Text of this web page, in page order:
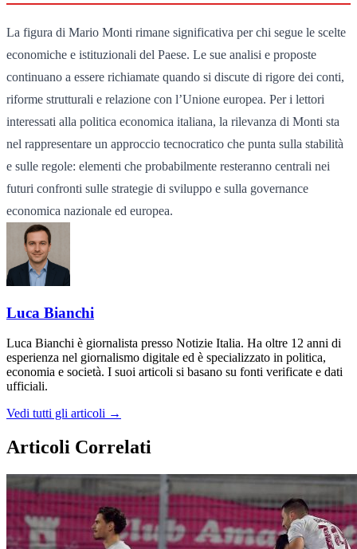
La figura di Mario Monti rimane significativa per chi segue le scelte
economiche e istituzionali del Paese. Le sue analisi e proposte
continuano a essere richiamate quando si discute di rigore dei conti,
riforme strutturali e relazione con l’Unione europea. Per i lettori
interessati alla politica economica italiana, la rilevanza di Monti sta
nel rappresentare un approccio tecnocratico che punta sulla stabilità
e sulle regole: elementi che probabilmente resteranno centrali nei
futuri confronti sulle strategie di sviluppo e sulla governance
economica nazionale ed europea.
Luca Bianchi
Luca Bianchi è giornalista presso Notizie Italia. Ha oltre 12 anni di
esperienza nel giornalismo digitale ed è specializzato in politica,
economia e società. I suoi articoli si basano su fonti verificate e dati
ufficiali.
Vedi tutti gli articoli →
Articoli Correlati